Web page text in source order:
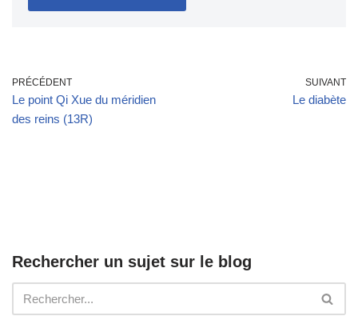
PRÉCÉDENT
Le point Qi Xue du méridien
des reins (13R)
SUIVANT
Le diabète
Rechercher un sujet sur le blog